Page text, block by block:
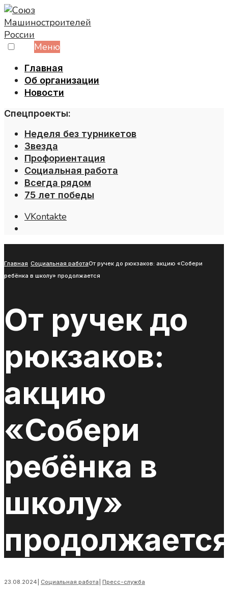
Skip
to
content
Меню
Главная
Об организации
Новости
Спецпроекты:
Неделя без турникетов
Звезда
Профориентация
Социальная работа
Всегда рядом
75 лет победы
VKontakte
Главная Социальная работаОт ручек до рюкзаков: акцию «Собери
ребёнка в школу» продолжается
От ручек до
рюкзаков:
акцию
«Собери
ребёнка в
школу»
23.08.2024 Социальная работа Пресс-служба